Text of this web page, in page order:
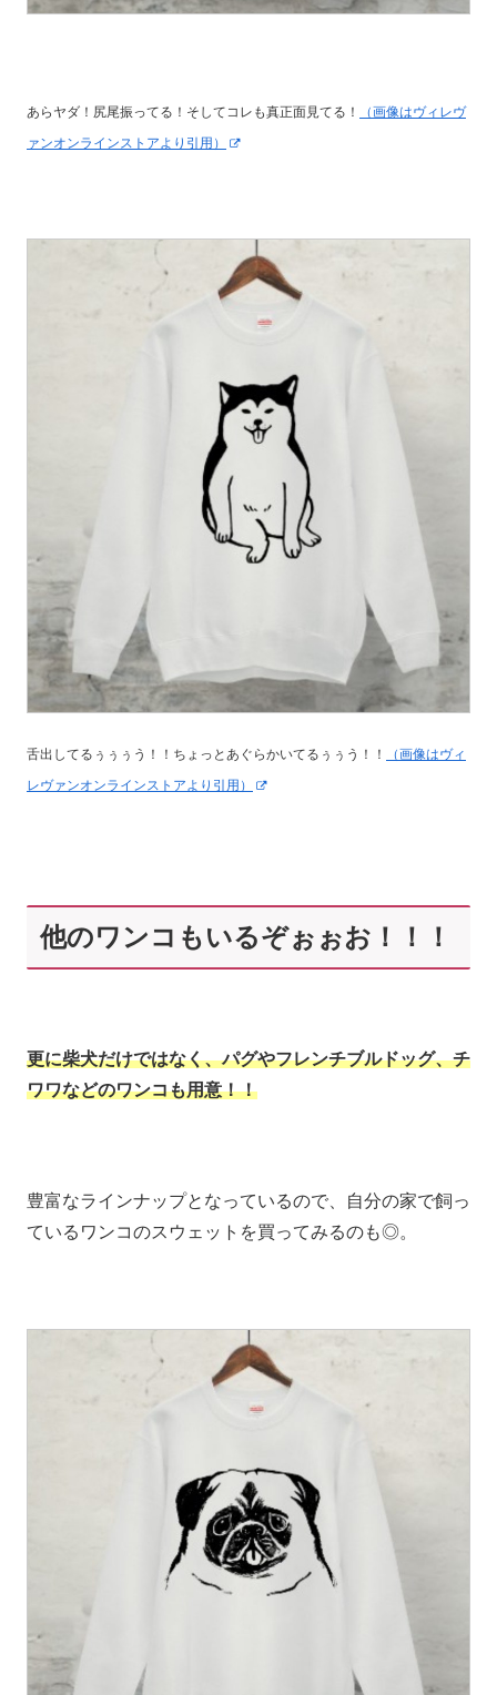
あらヤダ！尻尾振ってる！そしてコレも真正面見てる！
（画像はヴィレヴ
ァンオンラインストアより引用）
舌出してるぅぅぅう！！ちょっとあぐらかいてるぅぅう！！
（画像はヴィ
レヴァンオンラインストアより引用）
他のワンコもいるぞぉぉお！！！
更に柴犬だけではなく、パグやフレンチブルドッグ、チ
ワワなどのワンコも用意！！
豊富なラインナップとなっているので、自分の家で飼っ
ているワンコのスウェットを買ってみるのも◎。